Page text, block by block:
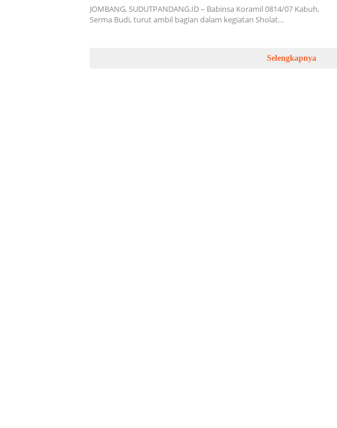
JOMBANG, SUDUTPANDANG.ID – Babinsa Koramil 0814/07 Kabuh,
Serma Budi, turut ambil bagian dalam kegiatan Sholat…
Selengkapnya